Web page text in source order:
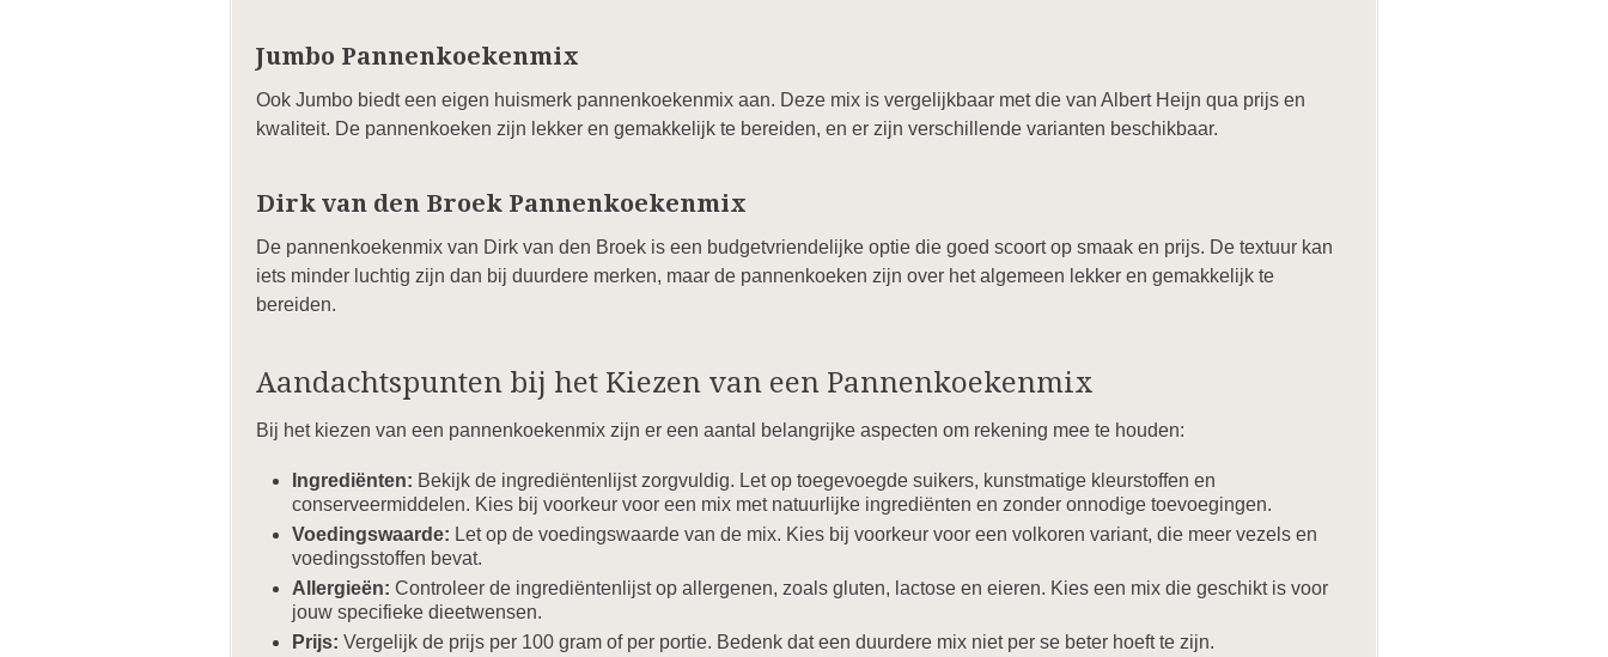
Jumbo Pannenkoekenmix
Ook Jumbo biedt een eigen huismerk pannenkoekenmix aan. Deze mix is vergelijkbaar met die van Albert Heijn qua prijs en
kwaliteit. De pannenkoeken zijn lekker en gemakkelijk te bereiden, en er zijn verschillende varianten beschikbaar.
Dirk van den Broek Pannenkoekenmix
De pannenkoekenmix van Dirk van den Broek is een budgetvriendelijke optie die goed scoort op smaak en prijs. De textuur kan
iets minder luchtig zijn dan bij duurdere merken, maar de pannenkoeken zijn over het algemeen lekker en gemakkelijk te
bereiden.
Aandachtspunten bij het Kiezen van een Pannenkoekenmix
Bij het kiezen van een pannenkoekenmix zijn er een aantal belangrijke aspecten om rekening mee te houden:
Ingrediënten: Bekijk de ingrediëntenlijst zorgvuldig. Let op toegevoegde suikers, kunstmatige kleurstoffen en
conserveermiddelen. Kies bij voorkeur voor een mix met natuurlijke ingrediënten en zonder onnodige toevoegingen.
Voedingswaarde: Let op de voedingswaarde van de mix. Kies bij voorkeur voor een volkoren variant, die meer vezels en
voedingsstoffen bevat.
Allergieën: Controleer de ingrediëntenlijst op allergenen, zoals gluten, lactose en eieren. Kies een mix die geschikt is voor
jouw specifieke dieetwensen.
Prijs: Vergelijk de prijs per 100 gram of per portie. Bedenk dat een duurdere mix niet per se beter hoeft te zijn.